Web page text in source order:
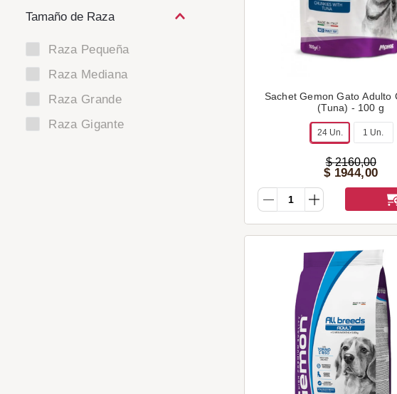
Tamaño de Raza
Raza Pequeña
Raza Mediana
Raza Grande
Raza Gigante
Sachet Gemon Gato Adulto
(Tuna) - 100 g
24 Un. 1 Un.
$ 2160,00
$ 1944,00